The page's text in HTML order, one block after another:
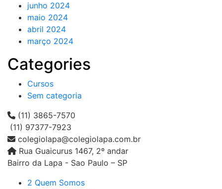
junho 2024
maio 2024
abril 2024
março 2024
Categories
Cursos
Sem categoria
(11) 3865-7570
(11) 97377-7923
colegiolapa@colegiolapa.com.br
Rua Guaicurus 1467, 2º andar
Bairro da Lapa - Sao Paulo – SP
2 Quem Somos